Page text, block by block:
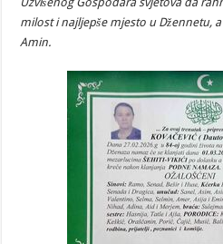
milost i najljepše mjesto u Džennetu,
Amin.